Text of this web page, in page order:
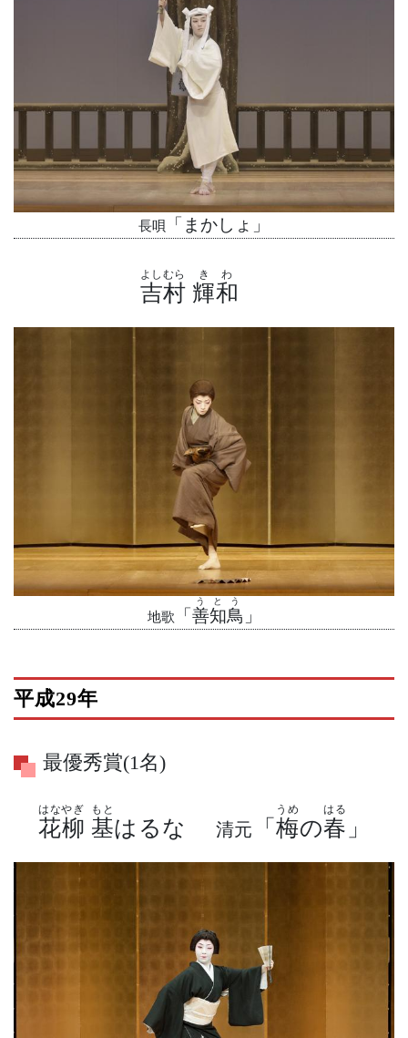
長唄 「まかしょ」
吉村
よしむら
輝和
きわ
地歌 「善知鳥
うとう
」
平成29年
最優秀賞(1名)
花柳
はなやぎ
基はるな
もと
清元 「 梅
うめ
の春
はる
」